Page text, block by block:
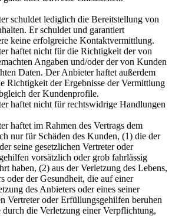
schuldet lediglich die Bereitstellung von
Er schuldet und garantiert
keine erfolgreiche Kontaktvermittlung.
haftet nicht für die Richtigkeit der von
Angaben und/oder der von Kunden
Daten. Der Anbieter haftet außerdem
Richtigkeit der Ergebnisse der Vermittlung
der Kundenprofile.
haftet nicht für rechtswidrige Handlungen
haftet im Rahmen des Vertrags dem
nur für Schäden des Kunden, (1) die der
seine gesetzlichen Vertreter oder
vorsätzlich oder grob fahrlässig
haben, (2) aus der Verletzung des Lebens,
oder der Gesundheit, die auf einer
des Anbieters oder eines seiner
Vertreter oder Erfüllungsgehilfen beruhen
durch die Verletzung einer Verpflichtung,